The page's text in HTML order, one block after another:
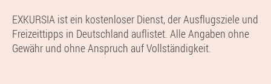
EXKURSIA ist ein kostenloser Dienst, der Ausflugsziele und
Freizeittipps in Deutschland auflistet. Alle Angaben ohne
Gewähr und ohne Anspruch auf Vollständigkeit.